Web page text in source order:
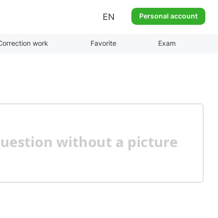
EN Personal account
work Favorite Exam